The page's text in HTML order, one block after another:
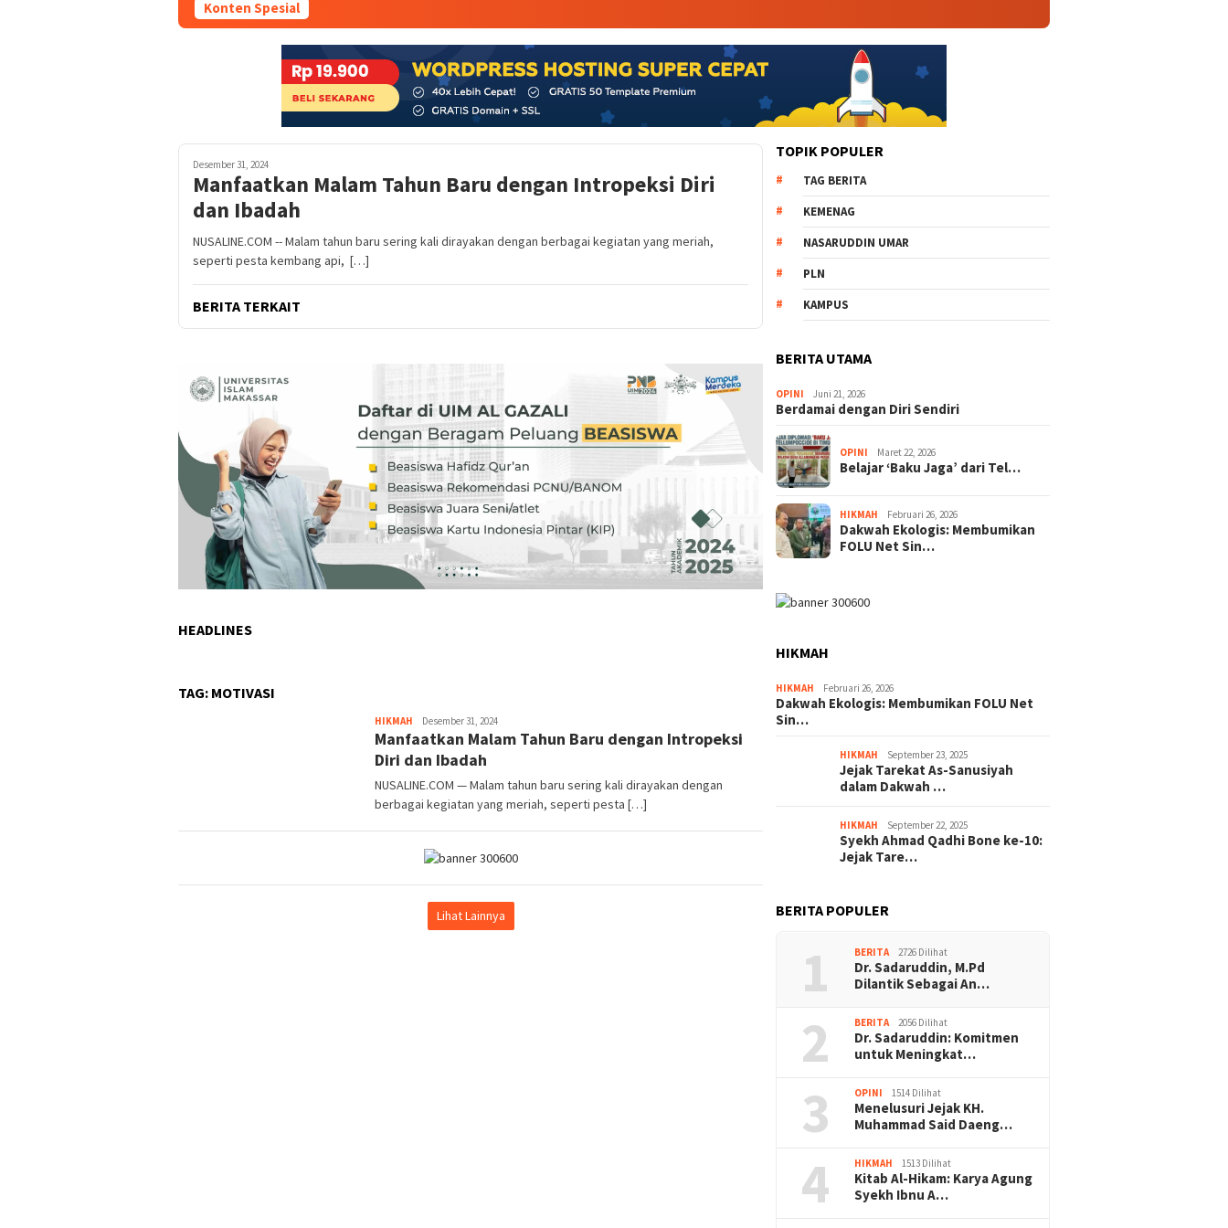
Konten Spesial
Desember 31, 2024
Manfaatkan Malam Tahun Baru dengan Intropeksi Diri
dan Ibadah
NUSALINE.COM -- Malam tahun baru sering kali dirayakan dengan berbagai kegiatan yang meriah,
seperti pesta kembang api, […]
BERITA TERKAIT
HEADLINES
TAG: MOTIVASI
HIKMAH Usman
Pala
Desember 31, 2024
Manfaatkan Malam Tahun Baru dengan Intropeksi
Diri dan Ibadah
NUSALINE.COM — Malam tahun baru sering kali dirayakan dengan
berbagai kegiatan yang meriah, seperti pesta […]
Lihat Lainnya
TOPIK POPULER
TAG BERITA
KEMENAG
NASARUDDIN UMAR
PLN
KAMPUS
BERITA UTAMA
OPINI Juni 21, 2026
Berdamai dengan Diri Sendiri
OPINI Maret 22, 2026
Belajar ‘Baku Jaga’ dari Tel…
HIKMAH Februari 26, 2026
Dakwah Ekologis: Membumikan
FOLU Net Sin…
HIKMAH
HIKMAH Februari 26, 2026
Dakwah Ekologis: Membumikan FOLU Net
Sin…
HIKMAH September 23, 2025
Jejak Tarekat As-Sanusiyah
dalam Dakwah …
HIKMAH September 22, 2025
Syekh Ahmad Qadhi Bone ke-10:
Jejak Tare…
BERITA POPULER
1 BERITA 2726 Dilihat
Dr. Sadaruddin, M.Pd
Dilantik Sebagai An…
2 BERITA 2056 Dilihat
Dr. Sadaruddin: Komitmen
untuk Meningkat…
3 OPINI 1514 Dilihat
Menelusuri Jejak KH.
Muhammad Said Daeng…
4 HIKMAH 1513 Dilihat
Kitab Al-Hikam: Karya Agung
Syekh Ibnu A…